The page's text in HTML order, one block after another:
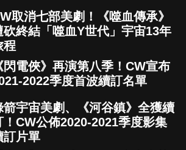
取消七部美劇！《噬血傳承》
砍終結「噬血Y世代」宇宙13年
程
閃電俠》再演第八季！CW宣布
2022季度首波續訂名單
箭宇宙美劇、《河谷鎮》全獲續
！CW公佈2020-2021季度影集
訂片單